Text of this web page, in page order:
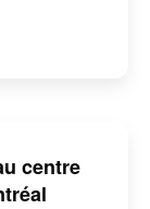
centre